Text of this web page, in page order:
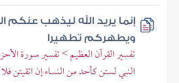
إنما يريد الله ليذهب عنكم
ويطهركم تطهيرا
تفسير القرآن العظيم > تفسير سورة
النبي لستن كأحد من النساء إن اتقيتن